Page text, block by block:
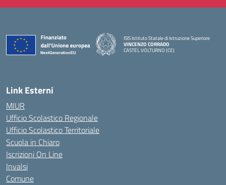
ISIS Istituto Statale di Istruzione Superiore
VINCENZO CORRADO
CASTEL VOLTURNO (CE)
Link Esterni
MIUR
Ufficio Scolastico Regionale
Ufficio Scolastico Territoriale
Scuola in Chiaro
Iscrizioni On Line
Invalsi
Comune